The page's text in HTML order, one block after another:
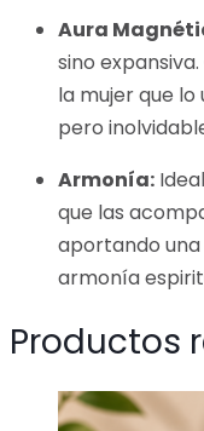
Aura
sino
la mujer que lo
pero
Armonía:
que las
aportando una
armonía
Productos